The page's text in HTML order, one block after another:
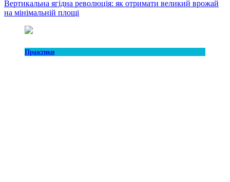
Вертикальна ягідна революція: як отримати великий врожай
на мінімальній площі
Практики